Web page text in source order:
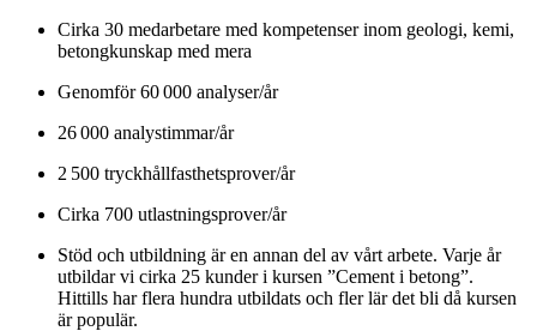
Cirka 30 medarbetare med kompetenser inom geologi, kemi,
betongkunskap med mera
Genomför 60 000 analyser/år
26 000 analystimmar/år
2 500 tryckhållfasthetsprover/år
Cirka 700 utlastningsprover/år
Stöd och utbildning är en annan del av vårt arbete. Varje år
utbildar vi cirka 25 kunder i kursen ”Cement i betong”.
Hittills har flera hundra utbildats och fler lär det bli då kursen
är populär.